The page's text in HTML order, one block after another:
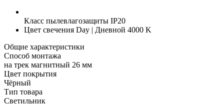
Класс пылевлагозащиты IP20
Цвет свечения Day | Дневной 4000 K
Общие характеристики
Способ монтажа
на трек магнитный 26 мм
Цвет покрытия
Чёрный
Тип товара
Светильник